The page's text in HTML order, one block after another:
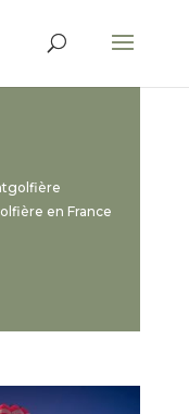
en France